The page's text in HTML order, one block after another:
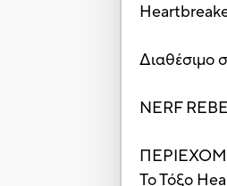
Διαθέσιμο
ΝERF
Το Τόξο